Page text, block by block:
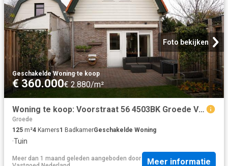
Foto bekijken
Geschakelde Woning·te koop
€ 360.000€ 2.880/m²
Woning te koop: Voorstraat 56 4503BK Groede Vastgoed Nederland
Groede
125 m²4 Kamers1 BadkamerGeschakelde Woning
·Tuin
Meer dan 1 maand geleden aangeboden door
Meer informatie